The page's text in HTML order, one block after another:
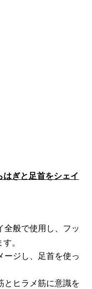
ぎと足首をシェイ
全般で使用し、フッ
。
ージし、足首を使っ
とヒラメ筋に意識を